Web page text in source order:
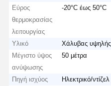
Εύρος
θερμοκρασίας
λειτουργίας
-20°C έως 50°C
Υλικό
Χάλυβας
Μέγιστο ύψος
ανύψωσης
50 μέτρα
Πηγή ισχύος
Ηλεκτρικό/ντίζελ